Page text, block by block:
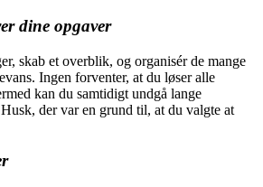
dine opgaver
skab et overblik, og organisér de mange
Ingen forventer, at du løser alle
kan du samtidigt undgå lange
der var en grund til, at du valgte at